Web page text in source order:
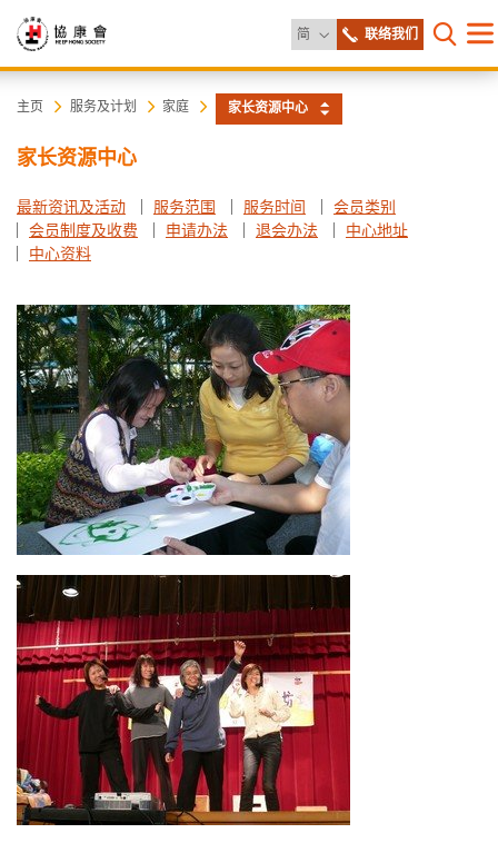
简 更改语言联络我们
打开目
协
康
会
主页 服务及计划 家庭 家长资源中心
家长资源中心
最新资讯及活动 服务范围 服务时间
会员类别
会员制度及收费
申请办法 退会办法
中心地址
中心资料